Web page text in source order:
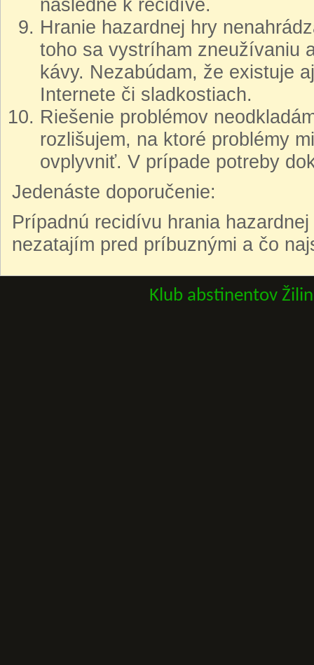
následne k recidíve.
Hranie hazardnej hry
toho sa vystríham zneužívaniu
kávy. Nezabúdam, že existuje
Internete či sladkostiach.
Riešenie problémov
rozlišujem, na ktoré problémy
ovplyvniť. V prípade potreby
Jedenáste doporučenie:
Prípadnú recidívu hrania
nezatajím pred príbuznými a čo
Klub abstinentov